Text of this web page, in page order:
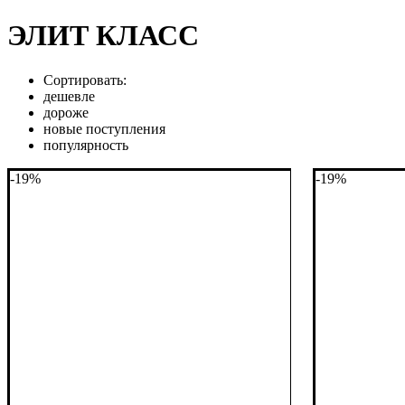
ЭЛИТ КЛАСС
Сортировать:
дешевле
дороже
новые поступления
популярность
-19% -19%